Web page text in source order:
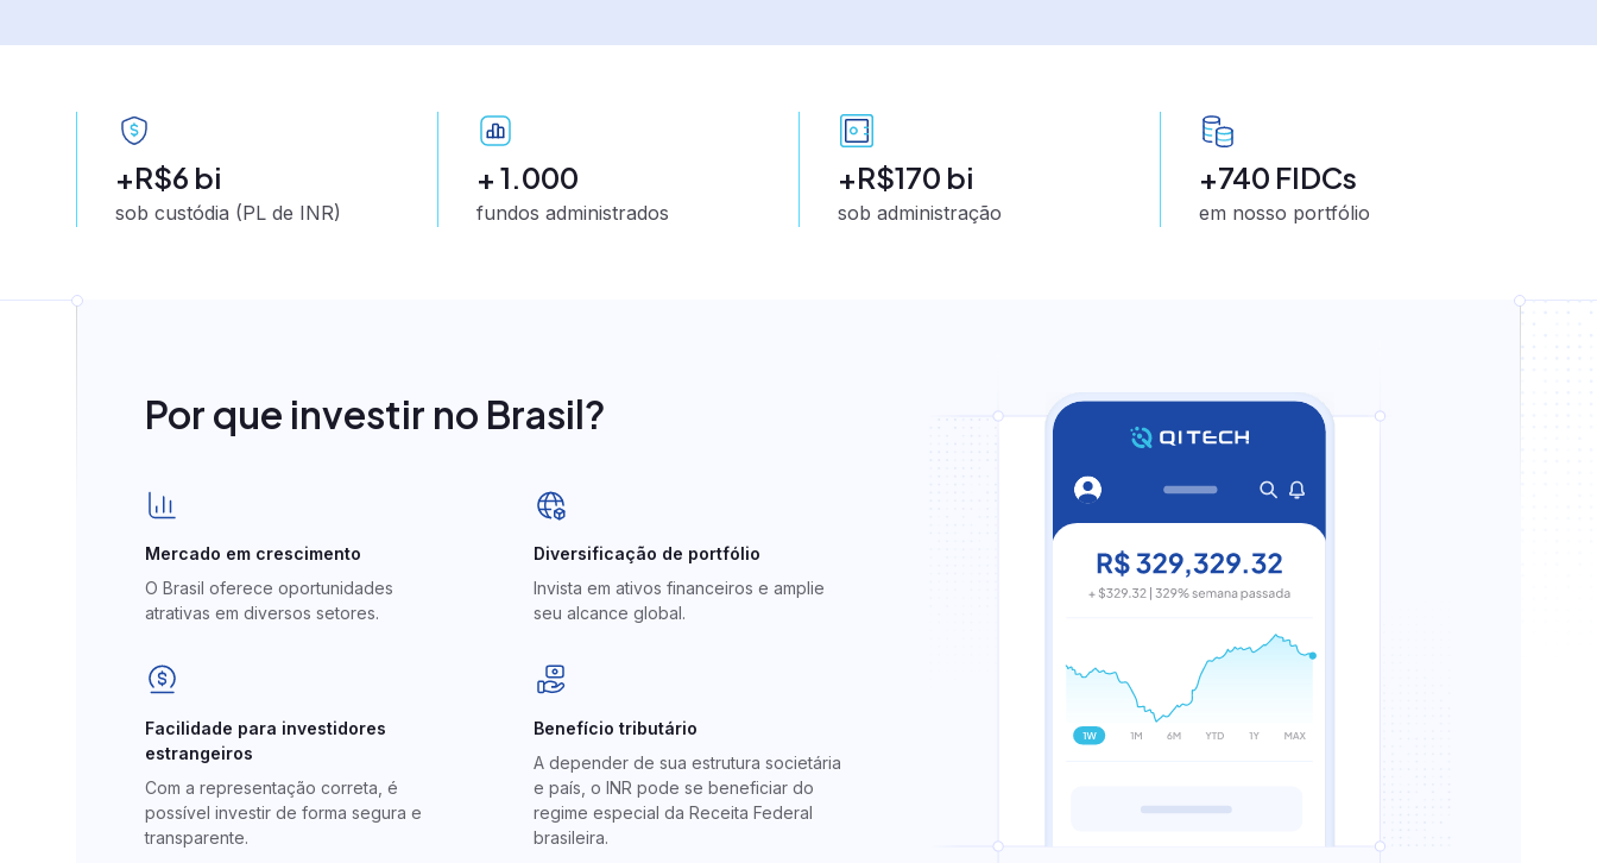
Correspondente bancário
BNPL - Buy Now, Pay Later
Diversas modalidades de crédito
Crédito consignado privado
Crédito consignado público
trabalhador
Crédito automotivo
+R$6 bi
sob custódia (PL de INR)
+ 1.000
fundos administrados
+R$170 bi
sob administração
+740 FIDCs
em nosso portfólio
Por que investir no Brasil?
Mercado em crescimento
O Brasil oferece oportunidades
atrativas em diversos setores.
Diversificação de portfólio
Invista em ativos financeiros e amplie
seu alcance global.
Facilidade para investidores
estrangeiros
Com a representação correta, é
possível investir de forma segura e
transparente.
Benefício tributário
A depender de sua estrutura societária
e país, o INR pode se beneficiar do
regime especial da Receita Federal
brasileira.